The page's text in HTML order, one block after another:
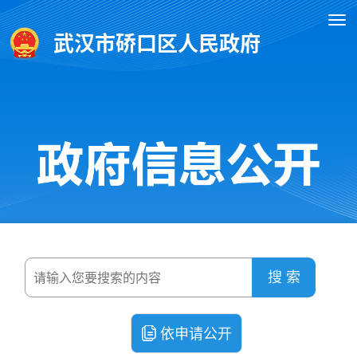
武汉市硚口区人民政府
搜 索
依申请公开